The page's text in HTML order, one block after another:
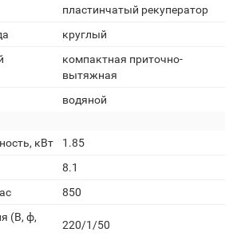
пластинчатый рекуператор
круглый
компактная приточно-
вытяжная
водяной
кВт
1.85
8.1
850
(В, ф,
220/1/50